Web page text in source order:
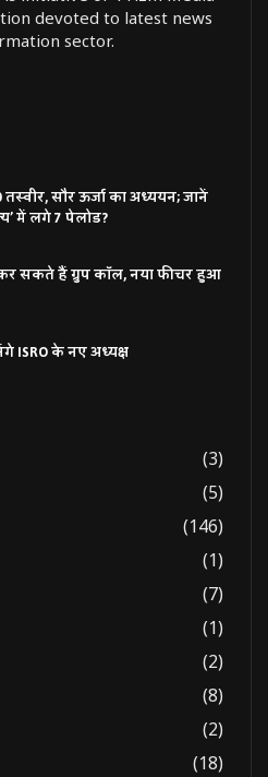
devoted to latest news
sector.
सौर ऊर्जा का अध्ययन; जानें
में लगे 7 पेलोड?
सकते हैं ग्रुप कॉल, नया फीचर हुआ
ISRO के नए अध्यक्ष
(3)
(5)
(146)
(1)
(7)
(1)
(2)
(8)
(2)
(18)